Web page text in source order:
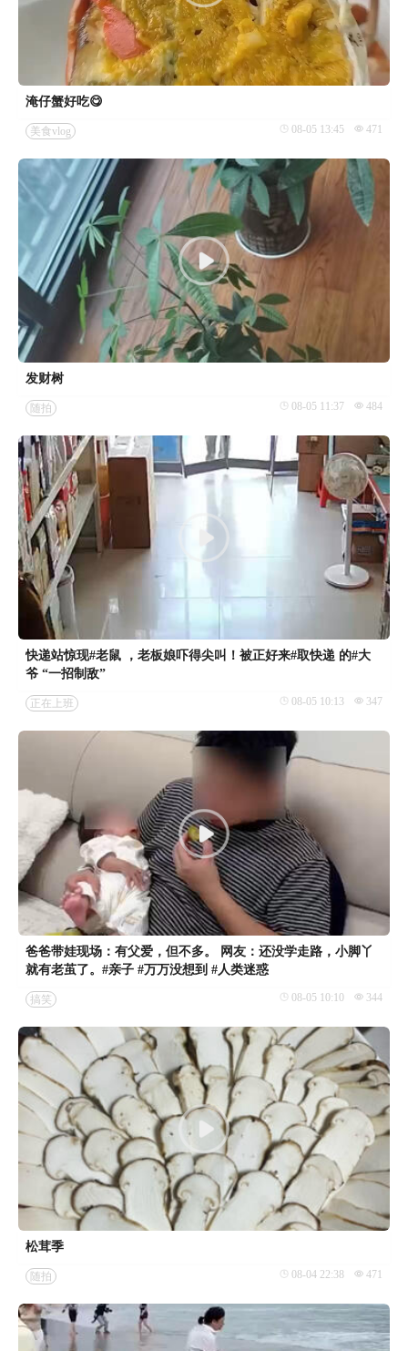
淹仔蟹好吃😋
美食vlog 08-05 13:45 471
发财树
随拍 08-05 11:37 484
快递站惊现#老鼠 ，老板娘吓得尖叫！被正好来#取快递 的#大
爷 “一招制敌”
正在上班 08-05 10:13 347
爸爸带娃现场：有父爱，但不多。 网友：还没学走路，小脚丫
就有老茧了。#亲子 #万万没想到 #人类迷惑
搞笑 08-05 10:10 344
松茸季
随拍 08-04 22:38 471